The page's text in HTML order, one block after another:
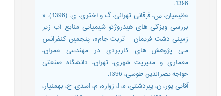
1396.
عظیمیان، س، فرقانی تهرانی، گ و اختری، ی. (1396). «
بررسی ویزگی های هیدروژئو شیمیایی منابع آب زیر
زمینی دشت فریمان – تربت جام»، پنجمین کنفرانس
ملی پژوهش های کاربردی در مهندسی عمران،
معماری و مدیریت شهری، تهران، دانشگاه صنعتی
خواجه نصرالدین طوسی، 1396.
آقایی پور، ن، پیردشتی، ه، ا، زواره، م، اسدی، ح، بهمنیار،